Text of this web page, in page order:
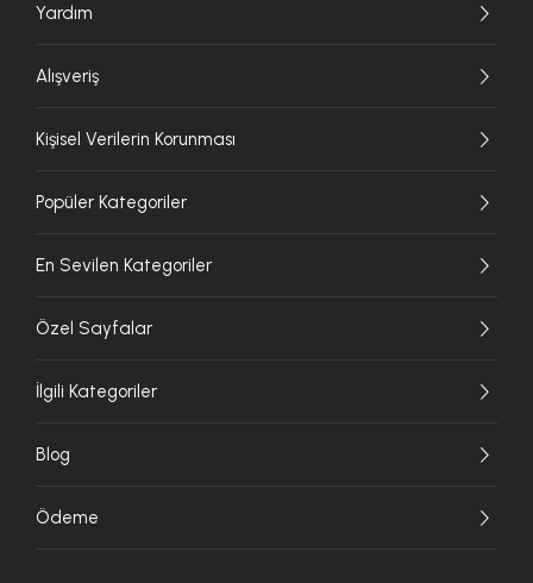
Yardım
Alışveriş
Kişisel Verilerin Korunması
Popüler Kategoriler
En Sevilen Kategoriler
Özel Sayfalar
İlgili Kategoriler
Blog
Ödeme